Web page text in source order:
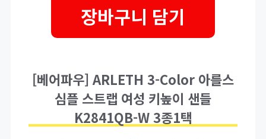
장바구니 담기
[베어파우] ARLETH 3-Color 아를스
심플 스트랩 여성 키높이 샌들
K2841QB-W 3종1택